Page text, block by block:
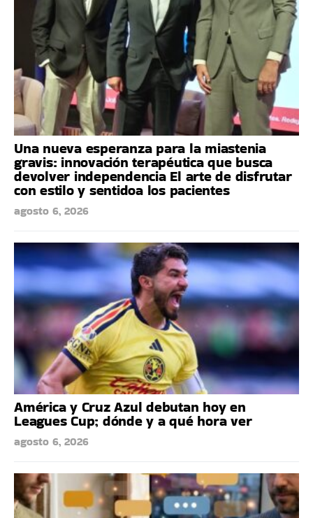
Una nueva esperanza para la miastenia
gravis: innovación terapéutica que busca
devolver independencia El arte de disfrutar
con estilo y sentidoa los pacientes
agosto 6, 2026
América y Cruz Azul debutan hoy en
Leagues Cup; dónde y a qué hora ver
agosto 6, 2026